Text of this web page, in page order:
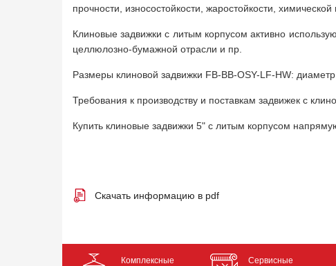
прочности, износостойкости, жаростойкости,
Клиновые задвижки с литым корпусом активно
целлюлозно-бумажной отрасли и пр.
Размеры клиновой задвижки FB-BB-OSY-LF-HW:
Требования к производству и поставкам задвижек с
Купить клиновые задвижки 5" с литым корпусом
Скачать информацию в pdf
Комплексные
Сервисные